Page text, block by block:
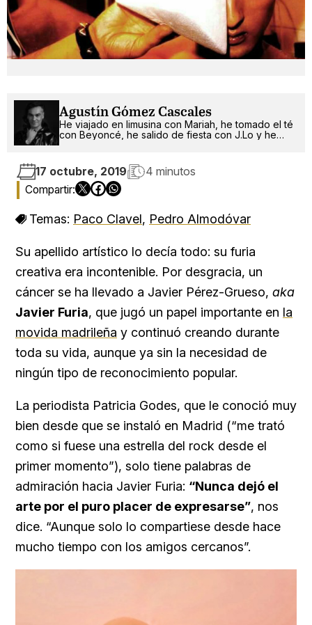
Agustín Gómez Cascales
He viajado en limusina con Mariah, he tomado el té
con Beyoncé, he salido de fiesta con J.Lo y he
17 octubre, 2019 4 minutos
Temas: Paco Clavel, Pedro Almodóvar
Su apellido artístico lo decía todo: su furia
creativa era incontenible. Por desgracia, un
cáncer se ha llevado a Javier Pérez-Grueso, aka
Javier Furia, que jugó un papel importante en la
movida madrileña y continuó creando durante
toda su vida, aunque ya sin la necesidad de
ningún tipo de reconocimiento popular.
La periodista Patricia Godes, que le conoció muy
bien desde que se instaló en Madrid (“me trató
como si fuese una estrella del rock desde el
primer momento”), solo tiene palabras de
admiración hacia Javier Furia: “Nunca dejó el
arte por el puro placer de expresarse”, nos
dice. “Aunque solo lo compartiese desde hace
mucho tiempo con los amigos cercanos”.